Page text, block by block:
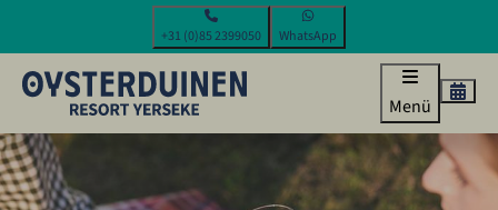
+31 (0)85 2399050 WhatsApp
Menü